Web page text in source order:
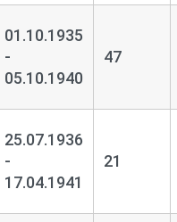
01.10.1935
-
05.10.1940
47
25.07.1936
-
17.04.1941
21